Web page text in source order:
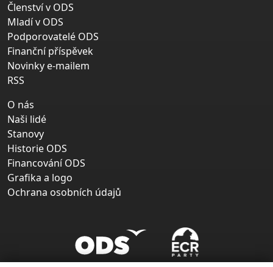
Členství v ODS
Mladí v ODS
Podporovatelé ODS
Finanční příspěvek
Novinky e-mailem
RSS
O nás
Naši lidé
Stanovy
Historie ODS
Financování ODS
Grafika a logo
Ochrana osobních údajů